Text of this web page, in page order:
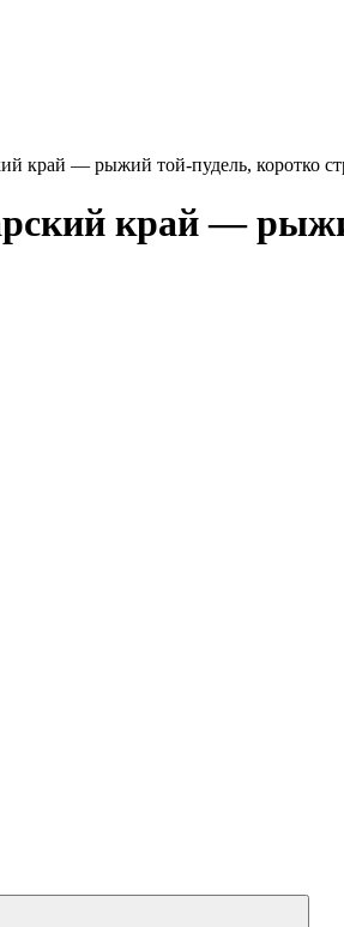
край — рыжий той-пудель, коротко
край —